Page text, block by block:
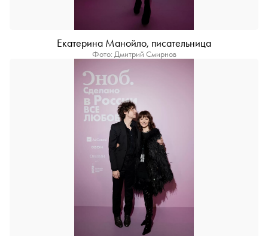
Екатерина Манойло, писательница
Фото: Дмитрий Смирнов